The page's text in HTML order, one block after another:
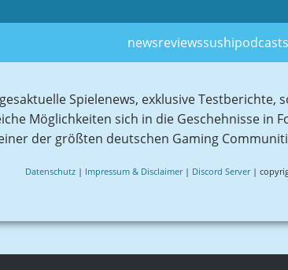
newsreviewssushipodcasts
Spielenews, exklusive Testberichte,
Möglichkeiten sich in die Geschehnisse
der größten deutschen Gaming
Datenschutz| Impressum & Disclaimer| Discord Server|